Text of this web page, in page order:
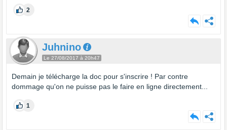
2
Juhnino
Le 27/08/2017 à 20h47
Demain je télécharge la doc pour s'inscrire ! Par contre
dommage qu'on ne puisse pas le faire en ligne directement...
1